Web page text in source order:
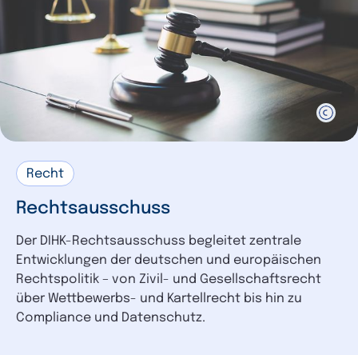
Recht
Rechtsausschuss
Der DIHK-Rechtsausschuss begleitet zentrale
Entwicklungen der deutschen und europäischen
Rechtspolitik – von Zivil- und Gesellschaftsrecht
über Wettbewerbs- und Kartellrecht bis hin zu
Compliance und Datenschutz.